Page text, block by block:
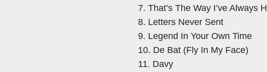
7. That’s The Way I’ve Always
8. Letters Never Sent
9. Legend In Your Own Time
10. De Bat (Fly In My Face)
11. Davy